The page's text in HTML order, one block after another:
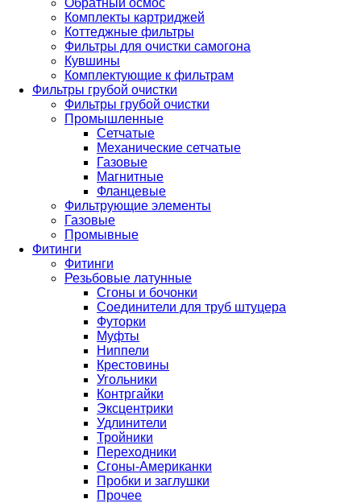
Обратный осмос
Комплекты картриджей
Коттеджные фильтры
Фильтры для очистки самогона
Кувшины
Комплектующие к фильтрам
Фильтры грубой очистки
Фильтры грубой очистки
Промышленные
Сетчатые
Механические сетчатые
Газовые
Магнитные
Фланцевые
Фильтрующие элементы
Газовые
Промывные
Фитинги
Фитинги
Резьбовые латунные
Сгоны и бочонки
Соединители для труб штуцера
Футорки
Муфты
Ниппели
Крестовины
Угольники
Контргайки
Эксцентрики
Удлинители
Тройники
Переходники
Сгоны-Американки
Пробки и заглушки
Прочее